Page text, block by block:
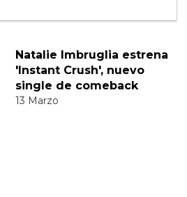
Natalie Imbruglia estrena
'Instant Crush', nuevo
single de comeback
13 Marzo